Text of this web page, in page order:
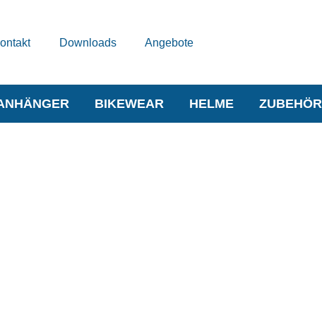
Downloads Angebote
BIKEWEAR HELME ZUBEHÖR